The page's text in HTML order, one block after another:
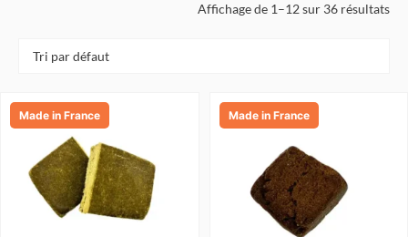
Affichage de 1–12 sur 36 résultats
Made in France
Ce
produit
a
plusieurs
variations.
Les
Made in France
Ce
produit
plusieurs
variations.
Les